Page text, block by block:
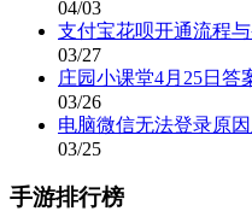
04/03
支付宝花呗开通流程
03/27
庄园小课堂4月25日答
03/26
电脑微信无法登录原
03/25
手游排行榜